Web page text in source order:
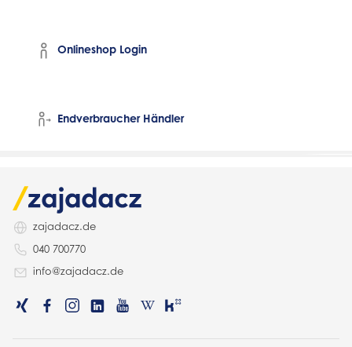
Onlineshop Login
Endverbraucher Händler
zajadacz.de
040 700770
info@zajadacz.de